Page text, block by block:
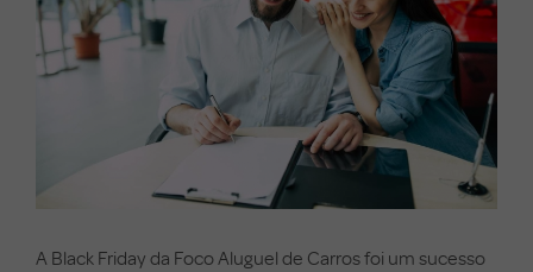
A Black Friday da Foco Aluguel de Carros foi um sucesso